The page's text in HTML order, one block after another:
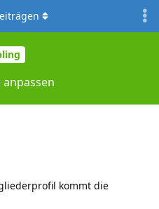
kommt die